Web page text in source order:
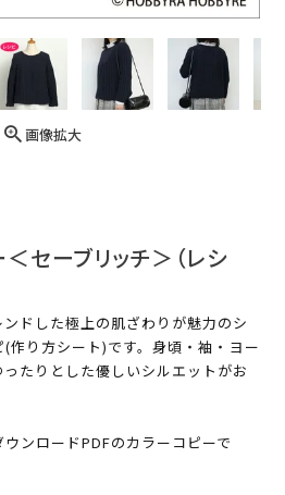
画像拡大
セーブリッチ＞（レシ
ドした極上の肌ざわりが魅力のシ
作り方シート)です。身頃・袖・ヨー
たりとした優しいシルエットがお
ンロードPDFのカラーコピーで